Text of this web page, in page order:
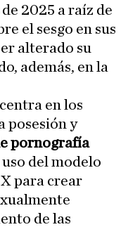
2025 a raíz de
el sesgo en sus
alterado su
además, en la
en los
posesión y
pornografía
uso del modelo
para crear
de las